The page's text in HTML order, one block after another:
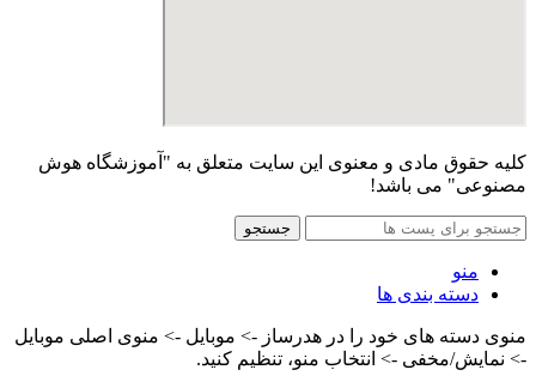
کلیه حقوق مادی و معنوی این سایت متعلق به "آموزشگاه هوش
مصنوعی" می باشد!
جستجو
منو
دسته بندی ها
منوی دسته های خود را در هدرساز -> موبایل -> منوی اصلی موبایل
-> نمایش/مخفی -> انتخاب منو، تنظیم کنید.